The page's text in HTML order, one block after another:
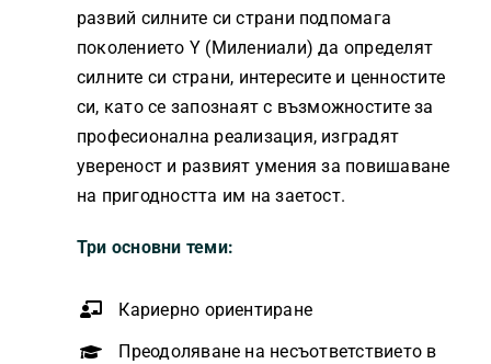
развий силните си страни подпомага
поколението Y (Милениали) да определят
силните си страни, интересите и ценностите
си, като се запознаят с възможностите за
професионална реализация, изградят
увереност и развият умения за повишаване
на пригодността им на заетост.
Три основни теми:
Кариерно ориентиране
Преодоляване на несъответствието в